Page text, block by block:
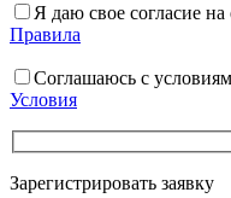
Я даю свое согласие
Правила
Соглашаюсь с
Условия
Зарегистрировать заявку